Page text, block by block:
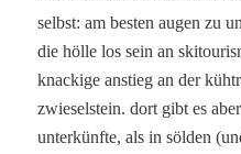
selbst: am besten augen zu
die hölle los sein an
knackige anstieg an der
zwieselstein. dort gibt es
unterkünfte, als in sölden